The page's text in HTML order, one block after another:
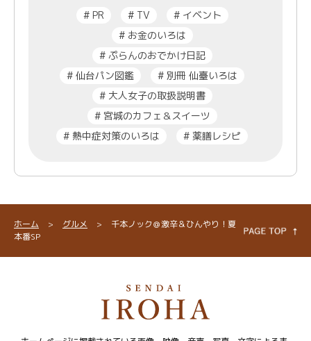
#PR #TV #イベント
#お金のいろは
#ぷらんのおでかけ日記
# 仙台パン図鑑 # 別冊 仙臺いろは
#大人女子の取扱説明書
#宮城のカフェ＆スイーツ
# 熱中症対策のいろは # 薬膳レシピ
ホーム > グルメ >
千本ノック＠激辛＆ひんやり！夏
本番SP